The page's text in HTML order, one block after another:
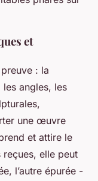
et
: la
angles, les
une œuvre
et attire le
elle peut
l’autre épurée -